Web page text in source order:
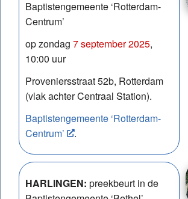
Baptistengemeente ‘Rotterdam-
Centrum’
op zondag 7 september 2025,
10:00 uur
Proveniersstraat 52b, Rotterdam
(vlak achter Centraal Station).
Baptistengemeente ‘Rotterdam-
Centrum’
.
HARLINGEN: preekbeurt in de